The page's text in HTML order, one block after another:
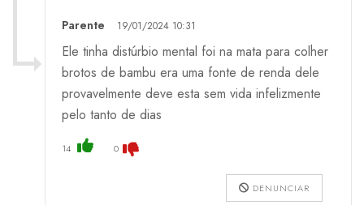
Parente 19/01/2024 10:31
Ele tinha distúrbio mental foi na mata para colher
brotos de bambu era uma fonte de renda dele
provavelmente deve esta sem vida infelizmente
pelo tanto de dias
14 0
DENUNCIAR